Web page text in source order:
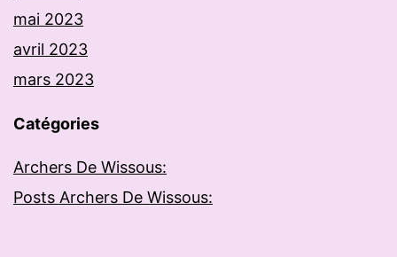
mai 2023
avril 2023
mars 2023
Catégories
Archers De Wissous:
Posts Archers De Wissous: